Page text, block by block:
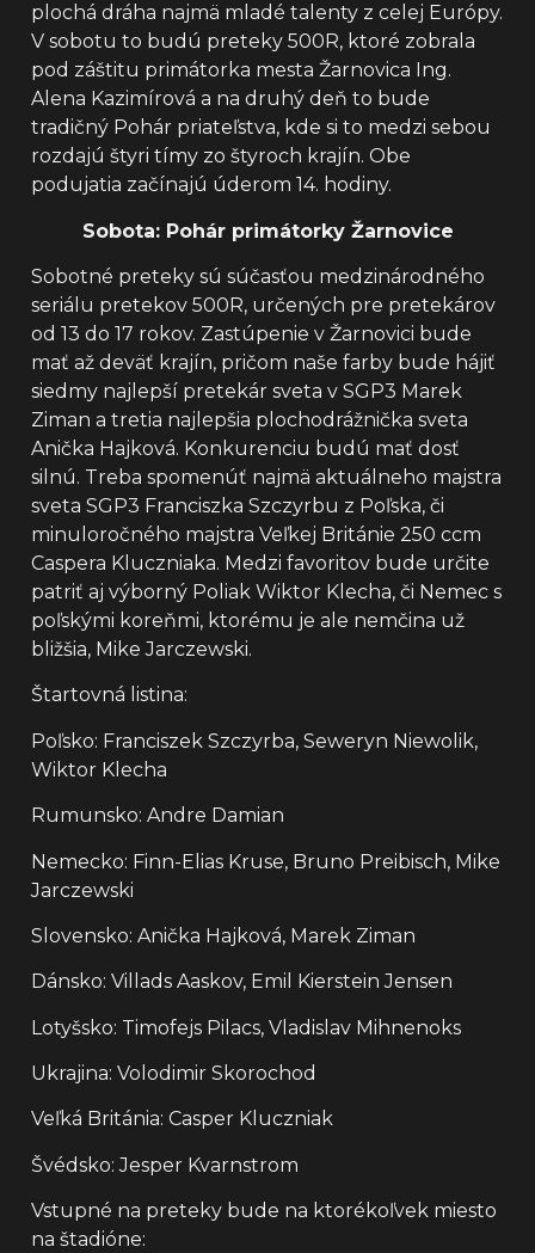
plochá dráha najmä mladé talenty z celej Európy.
V sobotu to budú preteky 500R, ktoré zobrala
pod záštitu primátorka mesta Žarnovica Ing.
Alena Kazimírová a na druhý deň to bude
tradičný Pohár priateľstva, kde si to medzi sebou
rozdajú štyri tímy zo štyroch krajín. Obe
podujatia začínajú úderom 14. hodiny.
Sobota: Pohár primátorky Žarnovice
Sobotné preteky sú súčasťou medzinárodného
seriálu pretekov 500R, určených pre pretekárov
od 13 do 17 rokov. Zastúpenie v Žarnovici bude
mať až deväť krajín, pričom naše farby bude hájiť
siedmy najlepší pretekár sveta v SGP3 Marek
Ziman a tretia najlepšia plochodrážnička sveta
Anička Hajková. Konkurenciu budú mať dosť
silnú. Treba spomenúť najmä aktuálneho majstra
sveta SGP3 Franciszka Szczyrbu z Poľska, či
minuloročného majstra Veľkej Británie 250 ccm
Caspera Kluczniaka. Medzi favoritov bude určite
patriť aj výborný Poliak Wiktor Klecha, či Nemec s
poľskými koreňmi, ktorému je ale nemčina už
bližšia, Mike Jarczewski.
Štartovná listina:
Poľsko: Franciszek Szczyrba, Seweryn Niewolik,
Wiktor Klecha
Rumunsko: Andre Damian
Nemecko: Finn-Elias Kruse, Bruno Preibisch, Mike
Jarczewski
Slovensko: Anička Hajková, Marek Ziman
Dánsko: Villads Aaskov, Emil Kierstein Jensen
Lotyšsko: Timofejs Pilacs, Vladislav Mihnenoks
Ukrajina: Volodimir Skorochod
Veľká Británia: Casper Kluczniak
Švédsko: Jesper Kvarnstrom
Vstupné na preteky bude na ktorékoľvek miesto
na štadióne: